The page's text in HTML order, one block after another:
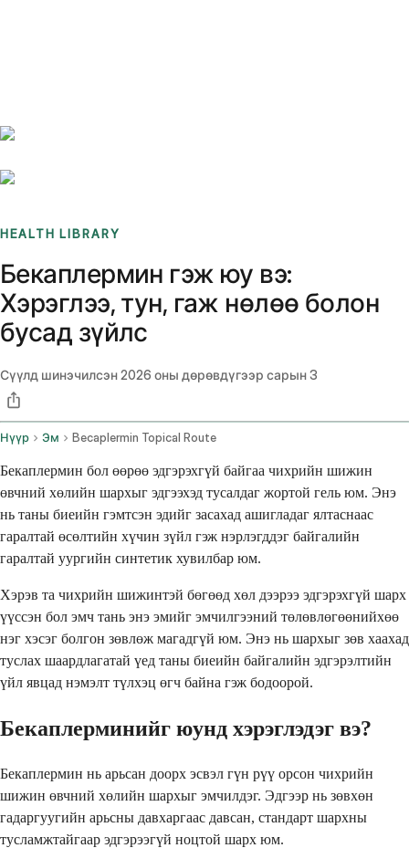
HEALTH LIBRARY
Бекаплермин гэж юу вэ:
Хэрэглээ, тун, гаж нөлөө болон
бусад зүйлс
Сүүлд шинэчилсэн2026 оны дөрөвдүгээр сарын 3
Нүүр Эм Becaplermin Topical Route
Бекаплермин бол өөрөө эдгэрэхгүй байгаа чихрийн шижин
өвчний хөлийн шархыг эдгээхэд тусалдаг жортой гель юм. Энэ
нь таны биеийн гэмтсэн эдийг засахад ашигладаг ялтаснаас
гаралтай өсөлтийн хүчин зүйл гэж нэрлэгддэг байгалийн
гаралтай уургийн синтетик хувилбар юм.
Хэрэв та чихрийн шижинтэй бөгөөд хөл дээрээ эдгэрэхгүй шарх
үүссэн бол эмч тань энэ эмийг эмчилгээний төлөвлөгөөнийхөө
нэг хэсэг болгон зөвлөж магадгүй юм. Энэ нь шархыг зөв хаахад
туслах шаардлагатай үед таны биеийн байгалийн эдгэрэлтийн
үйл явцад нэмэлт түлхэц өгч байна гэж бодоорой.
Бекаплерминийг юунд хэрэглэдэг вэ?
Бекаплермин нь арьсан доорх эсвэл гүн рүү орсон чихрийн
шижин өвчний хөлийн шархыг эмчилдэг. Эдгээр нь зөвхөн
гадаргуугийн арьсны давхаргаас давсан, стандарт шархны
тусламжтайгаар эдгэрээгүй ноцтой шарх юм.